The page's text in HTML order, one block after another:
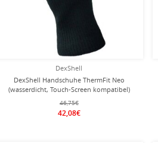
DexShell
DexShell Handschuhe ThermFit Neo
(wasserdicht, Touch-Screen kompatibel)
46,75€
42,08€